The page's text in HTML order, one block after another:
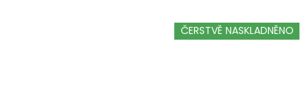
ČERSTVĚ NASKLADNĚNO